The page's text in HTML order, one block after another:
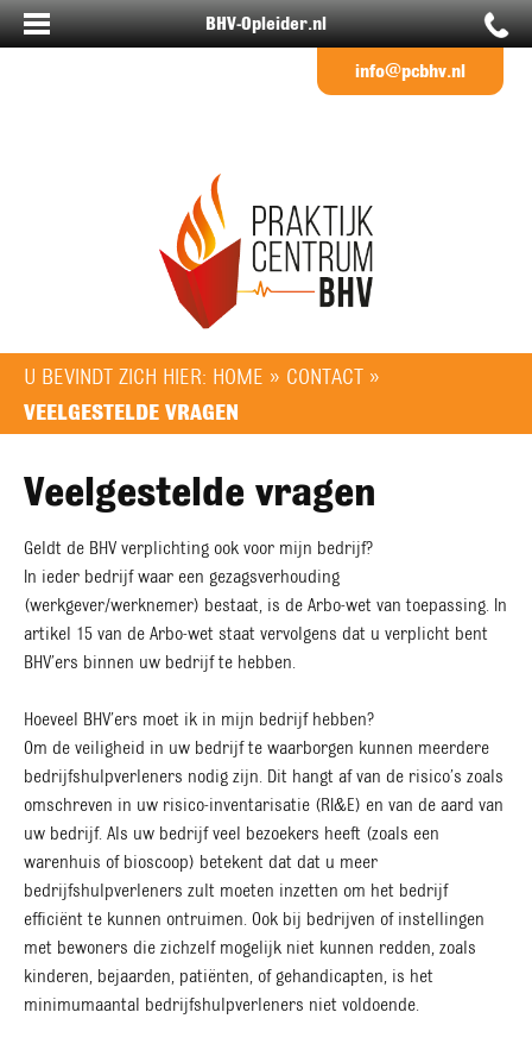
BHV-Opleider.nl
info@pcbhv.nl
U BEVINDT ZICH HIER: HOME » CONTACT »
VEELGESTELDE VRAGEN
Veelgestelde vragen
Geldt de BHV verplichting ook voor mijn bedrijf?
In ieder bedrijf waar een gezagsverhouding
(werkgever/werknemer) bestaat, is de Arbo-wet van toepassing. In
artikel 15 van de Arbo-wet staat vervolgens dat u verplicht bent
BHV’ers binnen uw bedrijf te hebben.
Hoeveel BHV’ers moet ik in mijn bedrijf hebben?
Om de veiligheid in uw bedrijf te waarborgen kunnen meerdere
bedrijfshulpverleners nodig zijn. Dit hangt af van de risico’s zoals
omschreven in uw risico-inventarisatie (RI&E) en van de aard van
uw bedrijf. Als uw bedrijf veel bezoekers heeft (zoals een
warenhuis of bioscoop) betekent dat dat u meer
bedrijfshulpverleners zult moeten inzetten om het bedrijf
efficiënt te kunnen ontruimen. Ook bij bedrijven of instellingen
met bewoners die zichzelf mogelijk niet kunnen redden, zoals
kinderen, bejaarden, patiënten, of gehandicapten, is het
minimumaantal bedrijfshulpverleners niet voldoende.